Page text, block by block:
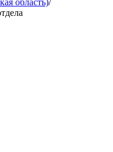
область)/